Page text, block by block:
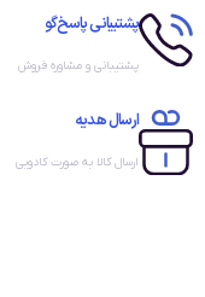
پشتیبانی پاسخ‌گو
پشتیبانی و مشاوره فروش
ارسال هدیه
ارسال کالا به صورت کادویی